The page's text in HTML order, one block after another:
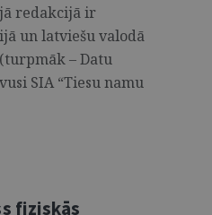
redakcijā ir
un latviešu valodā
– Datu
SIA “Tiesu namu
fiziskās